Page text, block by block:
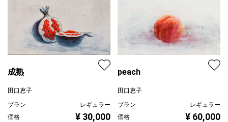
成熟
田口恵子
プラン
レギュラー
価格
¥ 30,000
peach
田口恵子
プラン
レギュラー
価格
¥ 60,000